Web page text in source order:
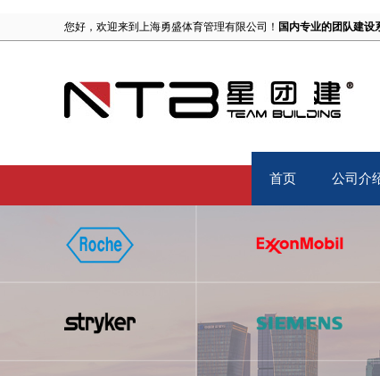
您好，欢迎来到上海勇盛体育管理有限公司！ 国内专业的团队建设
首页 公司介